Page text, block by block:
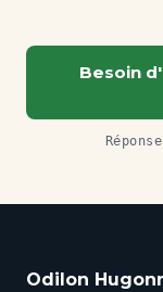
Besoin
Odilon